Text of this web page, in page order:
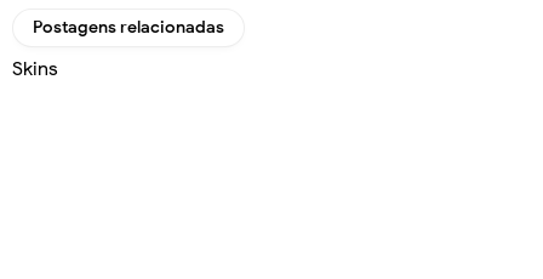
Postagens relacionadas
Skins